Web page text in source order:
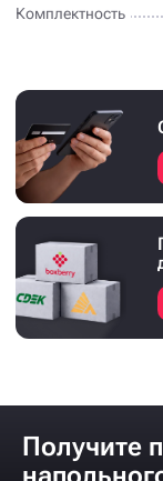
Комплектность
Получите